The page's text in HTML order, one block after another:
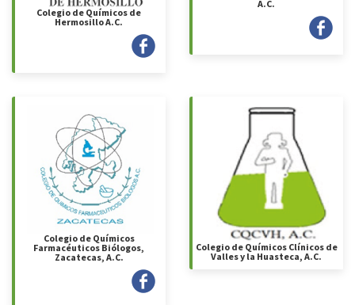
Colegio de Químicos de
Hermosillo A.C.
A.C.
Colegio de Químicos
Farmacéuticos Biólogos,
Zacatecas, A.C.
Colegio de Químicos Clínicos de
Valles y la Huasteca, A.C.